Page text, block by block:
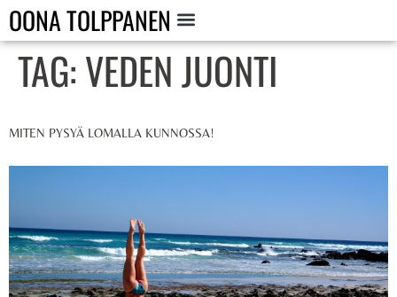
OONA TOLPPANEN
TAG:VEDEN JUONTI
MITEN PYSYÄ LOMALLA KUNNOSSA!